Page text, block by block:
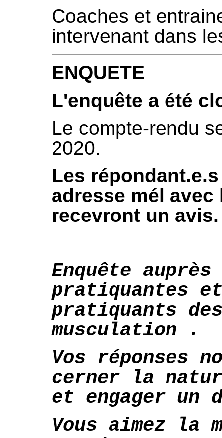
Coaches et
intervenant dans
ENQUETE
L'enquête a été
Le compte-rendu
2020.
Les
adresse mél
recevront un avis.
Enquête
pratiquantes
pratiquants
musculation .
Vos réponses
cerner la
et engager un
Vous aimez la